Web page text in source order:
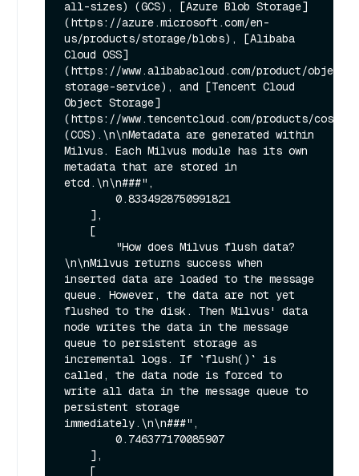
all-sizes) (GCS), [Azure Blob Storage]
(https://azure.microsoft.com/en-
us/products/storage/blobs), [Alibaba
Cloud OSS]
(https://www.alibabacloud.com/product/object-
storage-service), and [Tencent Cloud
Object Storage]
(https://www.tencentcloud.com/products/cos)
(COS).\n\nMetadata are generated within
Milvus. Each Milvus module has its own
metadata that are stored in
etcd.\n\n###",
\n\nMilvus returns success when
inserted data are loaded to the message
queue. However, the data are not yet
flushed to the disk. Then Milvus' data
node writes the data in the message
queue to persistent storage as
incremental logs. If `flush()` is
called, the data node is forced to
write all data in the message queue to
persistent storage
immediately.\n\n###",